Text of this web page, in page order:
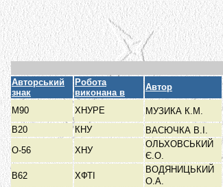
Авторський
знак
Робота
виконана в
Автор
М90
ХНУРЕ МУЗИКА К.М.
В20
КНУ ВАСЮЧКА В.І.
О-56
ХНУ
ОЛЬХОВСЬКИЙ
Є.О.
В62 ХФТІ
ВОДЯНИЦЬКИЙ
О.А.